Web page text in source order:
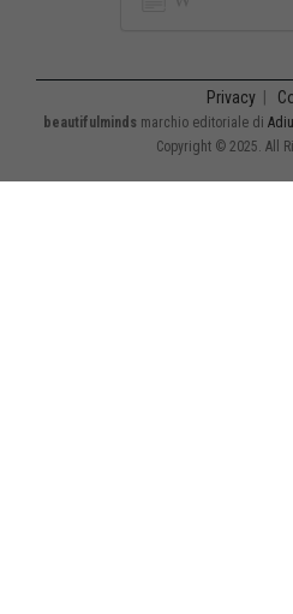
Privacy
beautifulminds marchio editoriale di
Copyright © 2025. All